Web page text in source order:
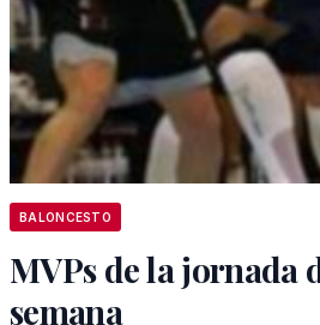
BALONCESTO
MVPs de la jornada
semana